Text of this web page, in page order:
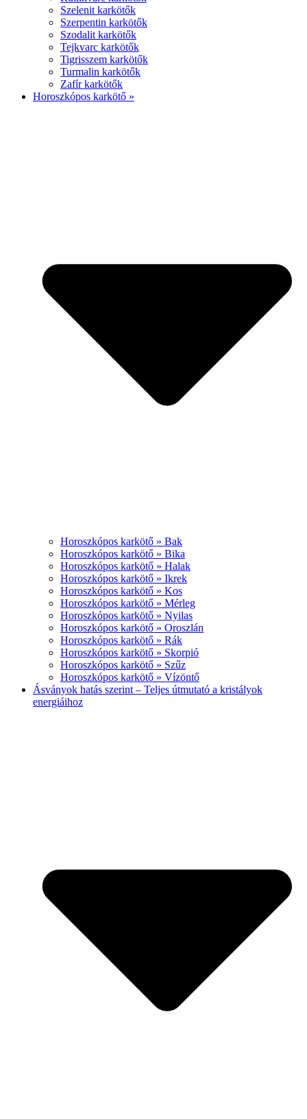
Szelenit karkötők
Szerpentin karkötők
Szodalit karkötők
Tejkvarc karkötők
Tigrisszem karkötők
Turmalin karkötők
Zafír karkötők
Horoszkópos karkötő »
Horoszkópos karkötő » Bak
Horoszkópos karkötő » Bika
Horoszkópos karkötő » Halak
Horoszkópos karkötő » Ikrek
Horoszkópos karkötő » Kos
Horoszkópos karkötő » Mérleg
Horoszkópos karkötő » Nyilas
Horoszkópos karkötő » Oroszlán
Horoszkópos karkötő » Rák
Horoszkópos karkötő » Skorpió
Horoszkópos karkötő » Szűz
Horoszkópos karkötő » Vízöntő
Ásványok hatás szerint – Teljes útmutató a kristályok
energiáihoz